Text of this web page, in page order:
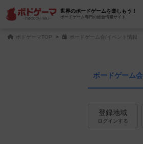
世界のボードゲームを楽しもう！
ボードゲーム専門の総合情報サイト
ボドゲーマTOP ボードゲーム会/イベント情報
ボードゲーム会
登録地域
ログインする